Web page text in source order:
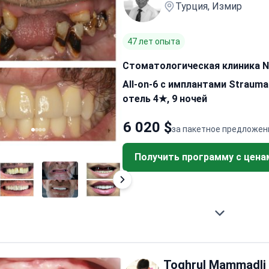
Турция, Измир
47 лет опыта
Стоматологическая клиника
All-on-6 с имплантами
отель 4★, 9 ночей
за пакетное
6 020 $
Получить программу с
Toghrul Mammadli